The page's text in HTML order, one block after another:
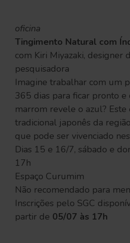
oficina
Tingimento Natural com
com Kiri Miyazaki, designer
pesquisadora
Imagine trabalhar com um
365 dias para ficar pronto
marrom revele o azul? Este
tradicional japonês da
que pode ser vivenciado
Dias 15 e 16/7, sábado e
17h
Espaço Curumim
Não recomendado para
Inscrições pelo SGC
partir de 05/07 às 17h